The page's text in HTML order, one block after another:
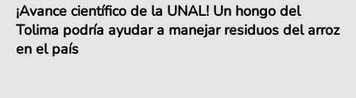
¡Avance científico de la UNAL! Un hongo del
Tolima podría ayudar a manejar residuos del arroz
en el país